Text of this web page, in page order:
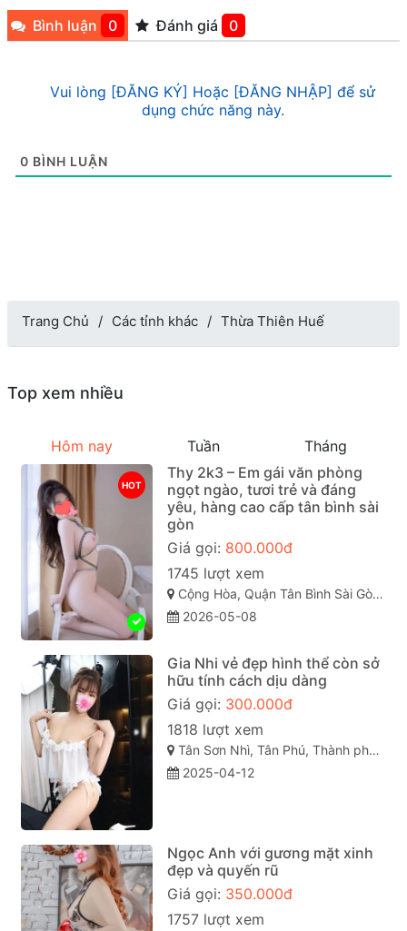
Bình luận 0 Đánh giá 0
Vui lòng [ĐĂNG KÝ] Hoặc [ĐĂNG NHẬP] để sử
dụng chức năng này.
0 BÌNH LUẬN
Trang Chủ Các tỉnh khác Thừa Thiên Huế
Top xem nhiều
Hôm nay Tuần Tháng
HOT
Thy 2k3 – Em gái văn phòng
ngọt ngào, tươi trẻ và đáng
yêu, hàng cao cấp tân bình sài
gòn
Giá gọi: 800.000đ
1745 lượt xem
Cộng Hòa, Quận Tân Bình Sài Gòn ( TP. Hồ Chí Minh )
2026-05-08
Gia Nhi vẻ đẹp hình thể còn sở
hữu tính cách dịu dàng
Giá gọi: 300.000đ
1818 lượt xem
Tân Sơn Nhì, Tân Phú, Thành phố Hồ Chí Minh
2025-04-12
Ngọc Anh với gương mặt xinh
đẹp và quyến rũ
Giá gọi: 350.000đ
1757 lượt xem